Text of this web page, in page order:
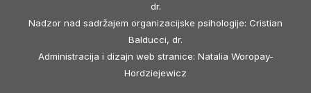
dr.
Nadzor nad sadržajem organizacijske psihologije: Cristian
Balducci, dr.
Administracija i dizajn web stranice: Natalia Woropay-
Hordziejewicz